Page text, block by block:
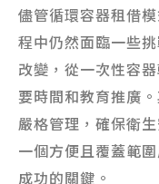
儘管循環容器租借
程中仍然面臨一些
改變，從一次性容
要時間和教育推廣
嚴格管理，確保衛
一個方便且覆蓋範
成功的關鍵。